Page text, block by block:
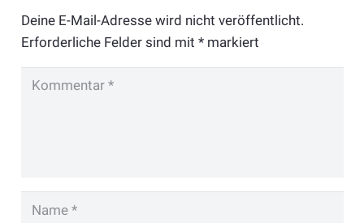
Deine E-Mail-Adresse wird nicht veröffentlicht.
Erforderliche Felder sind mit *markiert